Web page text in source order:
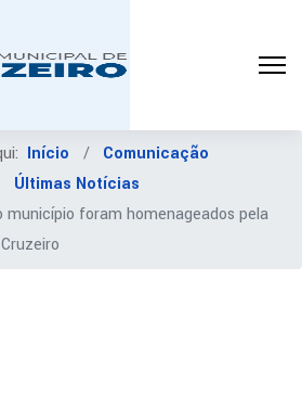
Início
Comunicação
Últimas Notícias
foram homenageados pela